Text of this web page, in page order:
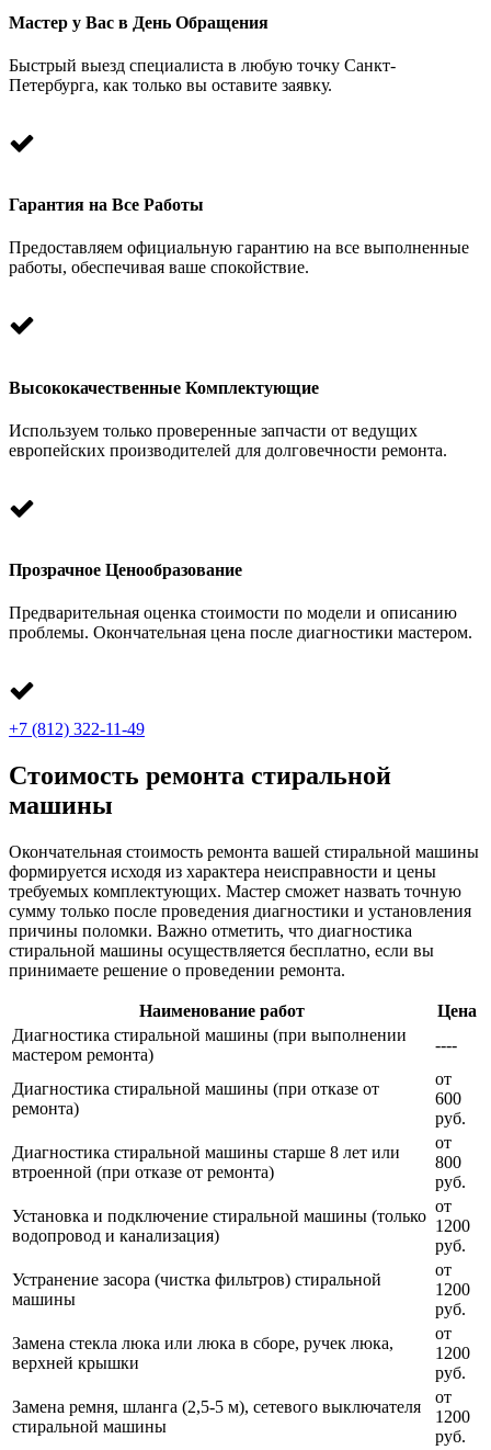
Мастер у Вас в День Обращения
Быстрый выезд специалиста в любую точку Санкт-
Петербурга, как только вы оставите заявку.
Гарантия на Все Работы
Предоставляем официальную гарантию на все выполненные
работы, обеспечивая ваше спокойствие.
Высококачественные Комплектующие
Используем только проверенные запчасти от ведущих
европейских производителей для долговечности ремонта.
Прозрачное Ценообразование
Предварительная оценка стоимости по модели и описанию
проблемы. Окончательная цена после диагностики мастером.
+7 (812) 322-11-49
Стоимость ремонта стиральной
машины
Окончательная стоимость ремонта вашей стиральной машины
формируется исходя из характера неисправности и цены
требуемых комплектующих. Мастер сможет назвать точную
сумму только после проведения диагностики и установления
причины поломки. Важно отметить, что диагностика
стиральной машины осуществляется бесплатно, если вы
принимаете решение о проведении ремонта.
Наименование работ
Цена
Диагностика стиральной машины (при выполнении
мастером ремонта)
----
Диагностика стиральной машины (при отказе от
ремонта)
от
600
руб.
Диагностика стиральной машины старше 8 лет или
втроенной (при отказе от ремонта)
от
800
руб.
Установка и подключение стиральной машины (только
водопровод и канализация)
от
1200
руб.
Устранение засора (чистка фильтров) стиральной
машины
от
1200
руб.
Замена стекла люка или люка в сборе, ручек люка,
верхней крышки
от
1200
руб.
Замена ремня, шланга (2,5-5 м), сетевого выключателя
стиральной машины
от
1200
руб.